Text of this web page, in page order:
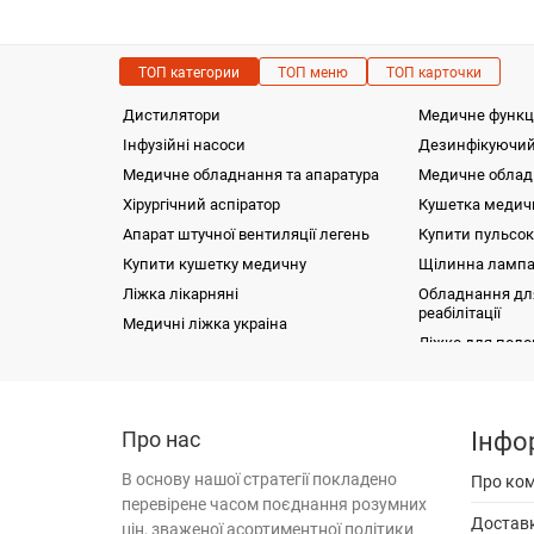
ТОП категории ТОП меню ТОП карточки
Дистилятори
Інфузійні насоси
Медичне обладнання та апаратура
Хірургічний аспіратор
Апарат штучної вентиляції легень
Купити кушетку медичну
Ліжка лікарняні
Медичні ліжка украіна
Медичне
Дезинфікуючий
Медичне
Кушетка
Купити
Щілинна лампа
Обладнання
реабілітації
Ліжко для
Лабораторна діагностика
Медичні меблі
Неонатологія
Офтальмологія
Оториноларингологія
Хірургічне
Наркозно-
Лабораторне
Аналізатор
Біохімічні
Медичні
Кювез
Апарати ШВЛ
Аудіометр
Портативний медичний аспіратор ASKIR
С30
Світильник операційний хірургічний KD-
202B-2 (II)
8000
Про нас
В основу нашоїстратегії покладено
перевіренечасом поєднання розумних
цін, зваженоїасортиментної політики
Про